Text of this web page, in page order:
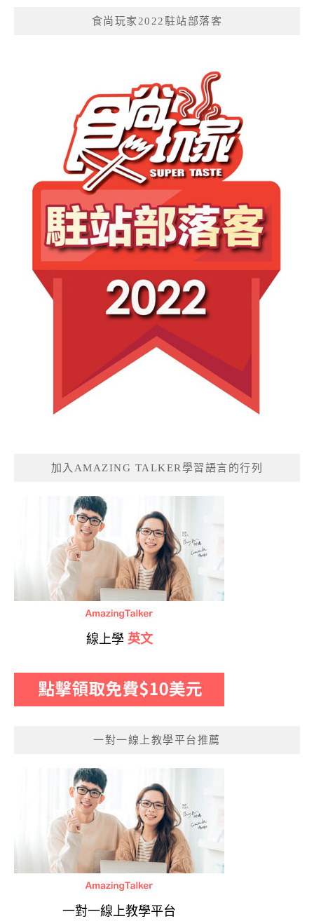
食尚玩家2022駐站部落客
加入AMAZING TALKER學習語言的行列
線上學 英文
一對一線上教學平台推薦
一對一線上教學平台